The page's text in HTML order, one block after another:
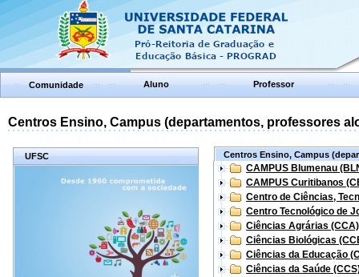
Comunidade Aluno Professor
Centros Ensino, Campus (departamentos, professores
UFSC Centros Ensino, Campus
CAMPUS Blumenau
CAMPUS Curitibanos
Centro de Ciências,
Centro Tecnológico de
Ciências Agrárias (CCA)
Ciências Biológicas
Ciências da Educação
Ciências da Saúde